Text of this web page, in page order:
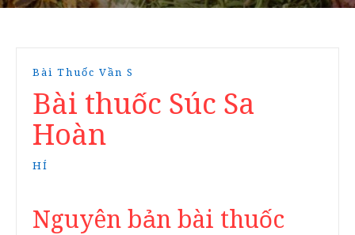
Bài Thuốc Vần S
Bài thuốc Súc Sa
Hoàn
HÍ
Nguyên bản bài thuốc